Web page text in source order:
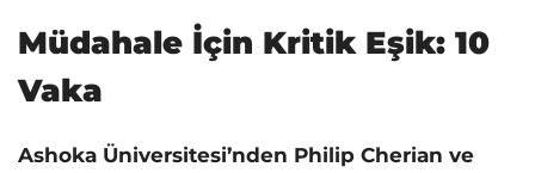
Müdahale İçin Kritik Eşik: 10
Vaka
Ashoka Üniversitesi’nden Philip Cherian ve